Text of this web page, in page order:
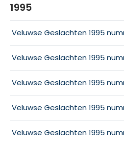
1995
Veluwse Geslachten 1995
Veluwse Geslachten 1995
Veluwse Geslachten 1995
Veluwse Geslachten 1995
Veluwse Geslachten 1995